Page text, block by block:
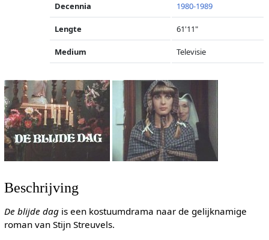
Decennia 1980-1989
Lengte 61'11"
Medium Televisie
Beschrijving
De blijde dagis een kostuumdrama naar de gelijknamige
roman van Stijn Streuvels.